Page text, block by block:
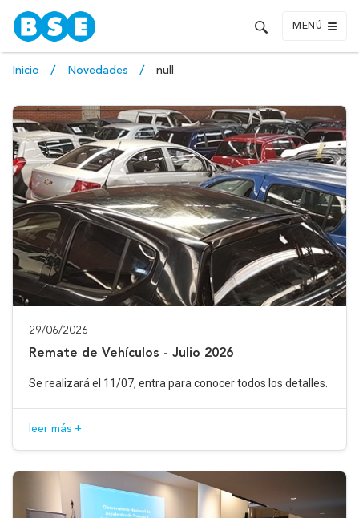
MENÚ
Inicio Novedades null
29/06/2026
Remate de Vehículos - Julio 2026
Se realizará el 11/07, entra para conocer todos los detalles.
leer más +